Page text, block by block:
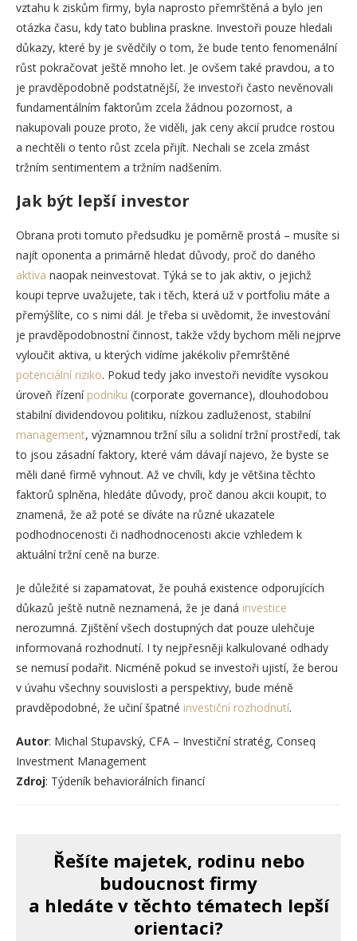
vztahu k ziskům firmy, byla naprosto přemrštěná a bylo jen
otázka času, kdy tato bublina praskne. Investoři pouze hledali
důkazy, které by je svědčily o tom, že bude tento fenomenální
růst pokračovat ještě mnoho let. Je ovšem také pravdou, a to
je pravděpodobně podstatnější, že investoři často nevěnovali
fundamentálním faktorům zcela žádnou pozornost, a
nakupovali pouze proto, že viděli, jak ceny akcií prudce rostou
a nechtěli o tento růst zcela přijít. Nechali se zcela zmást
tržním sentimentem a tržním nadšením.
Jak být lepší investor
Obrana proti tomuto předsudku je poměrně prostá – musíte si
najít oponenta a primárně hledat důvody, proč do daného
aktiva naopak neinvestovat. Týká se to jak aktiv, o jejichž
koupi teprve uvažujete, tak i těch, která už v portfoliu máte a
přemýšlíte, co s nimi dál. Je třeba si uvědomit, že investování
je pravděpodobnostní činnost, takže vždy bychom měli nejprve
vyloučit aktiva, u kterých vidíme jakékoliv přemrštěné
potenciální riziko. Pokud tedy jako investoři nevidíte vysokou
úroveň řízení podniku (corporate governance), dlouhodobou
stabilní dividendovou politiku, nízkou zadluženost, stabilní
management, významnou tržní sílu a solidní tržní prostředí, tak
to jsou zásadní faktory, které vám dávají najevo, že byste se
měli dané firmě vyhnout. Až ve chvíli, kdy je většina těchto
faktorů splněna, hledáte důvody, proč danou akcii koupit, to
znamená, že až poté se díváte na různé ukazatele
podhodnocenosti či nadhodnocenosti akcie vzhledem k
aktuální tržní ceně na burze.
Je důležité si zapamatovat, že pouhá existence odporujících
důkazů ještě nutně neznamená, že je daná investice
nerozumná. Zjištění všech dostupných dat pouze ulehčuje
informovaná rozhodnutí. I ty nejpřesněji kalkulované odhady
se nemusí podařit. Nicméně pokud se investoři ujistí, že berou
v úvahu všechny souvislosti a perspektivy, bude méně
pravděpodobné, že učiní špatné investiční rozhodnutí.
Autor: Michal Stupavský, CFA – Investiční stratég, Conseq
Investment Management
Zdroj: Týdeník behaviorálních financí
Řešíte majetek, rodinu nebo
budoucnost firmy
a hledáte v těchto tématech lepší
orientaci?